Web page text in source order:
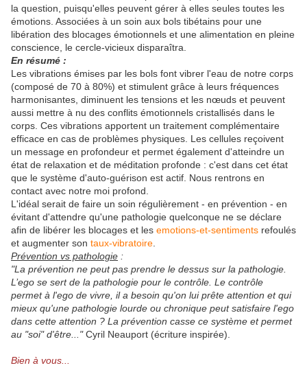
la question, puisqu'elles peuvent gérer à elles seules toutes les
émotions. Associées à un soin aux bols tibétains pour une
libération des blocages émotionnels et une alimentation en pleine
conscience, le cercle-vicieux disparaîtra.
En résumé :
Les vibrations émises par les bols font vibrer l'eau de notre corps
(composé de 70 à 80%) et stimulent grâce à leurs fréquences
harmonisantes, diminuent les tensions et les nœuds et peuvent
aussi mettre à nu des conflits émotionnels cristallisés dans le
corps. Ces vibrations apportent un traitement complémentaire
efficace en cas de problèmes physiques. Les cellules reçoivent
un message en profondeur et permet également d'atteindre un
état de relaxation et de méditation profonde : c'est dans cet état
que le système d'auto-guérison est actif. Nous rentrons en
contact avec notre moi profond.
L'idéal serait de faire un soin régulièrement - en prévention - en
évitant d'attendre qu'une pathologie quelconque ne se déclare
afin de libérer les blocages et les emotions-et-sentiments refoulés
et augmenter son taux-vibratoire
Prévention vs pathologie :
"La prévention ne peut pas prendre le dessus sur la pathologie.
L’ego se sert de la pathologie pour le contrôle. Le contrôle
permet à l'ego de vivre, il a besoin qu'on lui prête attention et qui
mieux qu'une pathologie lourde ou chronique peut satisfaire l'ego
dans cette attention ? La prévention casse ce système et permet
au "soi" d'être..."Cyril Neauport (écriture inspirée).
Bien à vous...